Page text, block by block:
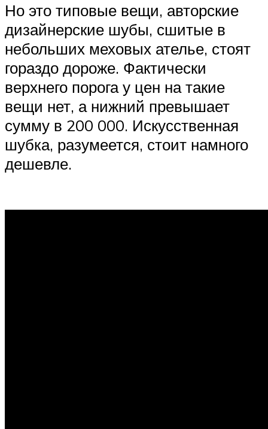
Но это типовые вещи, авторские
дизайнерские шубы, сшитые в
небольших меховых ателье, стоят
гораздо дороже. Фактически
верхнего порога у цен на такие
вещи нет, а нижний превышает
сумму в 200 000. Искусственная
шубка, разумеется, стоит намного
дешевле.